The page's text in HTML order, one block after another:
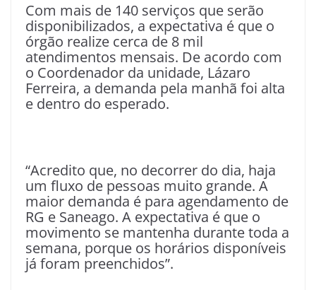
Com mais de 140 serviços que serão
disponibilizados, a expectativa é que o
órgão realize cerca de 8 mil
atendimentos mensais. De acordo com
o Coordenador da unidade, Lázaro
Ferreira, a demanda pela manhã foi alta
e dentro do esperado.
“Acredito que, no decorrer do dia, haja
um fluxo de pessoas muito grande. A
maior demanda é para agendamento de
RG e Saneago. A expectativa é que o
movimento se mantenha durante toda a
semana, porque os horários disponíveis
já foram preenchidos”.